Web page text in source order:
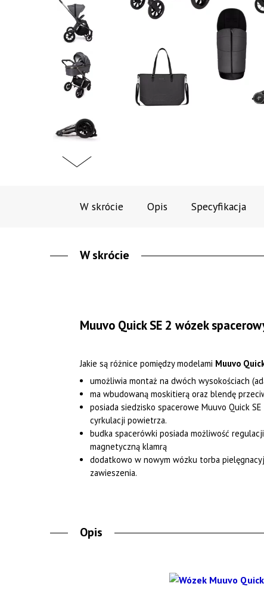
W skrócie Opis Specyfikacja
W skrócie
Muuvo Quick SE 2 wózek
Jakie są różnice pomiędzy modelami Muuvo
umożliwia montaż na dwóch wysokościach
ma wbudowaną moskitierą oraz blendę
posiada siedzisko spacerowe Muuvo Quick
cyrkulacji powietrza.
budka spacerówki posiada możliwość
magnetyczną klamrą
dodatkowo w nowym wózku torba
zawieszenia.
Opis